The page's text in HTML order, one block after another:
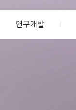
연구개발